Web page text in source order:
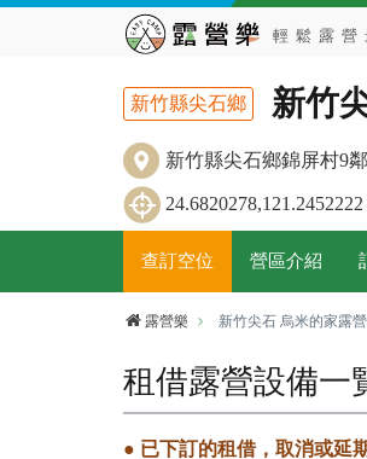
新竹縣尖石鄉 新竹
新竹縣尖石鄉錦屏村9
24.6820278,121.2452222
查訂空位 營區介紹
露營樂 新竹尖石 烏米的家露
租借露營設備一
● 已下訂的租借，取消或延